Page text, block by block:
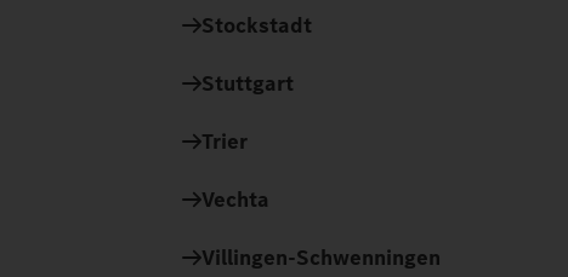
Stockstadt
Stuttgart
Trier
Vechta
Villingen-Schwenningen